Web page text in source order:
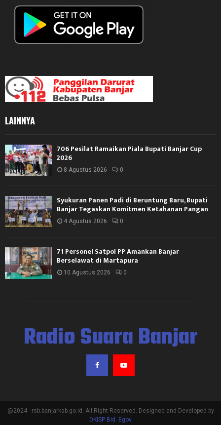
LAINNYA
706 Pesilat Ramaikan Piala Bupati Banjar Cup
2026
8 Agustus 2026 0
Syukuran Panen Padi di Beruntung Baru, Bupati
Banjar Tegaskan Komitmen Ketahanan Pangan
4 Agustus 2026 0
71 Personel Satpol PP Amankan Banjar
Berselawat di Martapura
10 Agustus 2026 0
Radio Suara Banjar
@2024 - rsb.banjarkab.go.id. All Right Reserved. Designed and Developed by
DKISP Bid. Egov